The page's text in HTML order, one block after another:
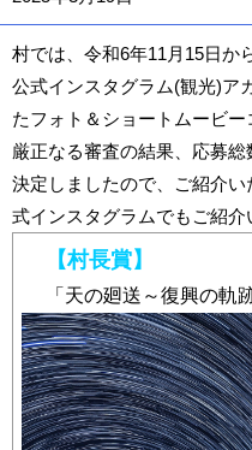
村では、令和6年11月15日か
公式インスタグラム(観光)ア
たフォト＆ショートムービー
厳正なる審査の結果、応募
決定しましたので、ご紹介
式インスタグラムでもご紹介
【村長賞】
「天の廻送～復興の軌